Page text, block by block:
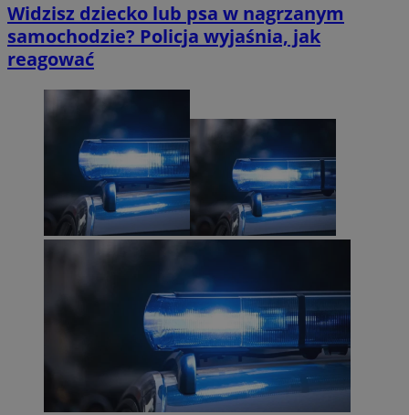
Widzisz dziecko lub psa w nagrzanym
samochodzie? Policja wyjaśnia, jak
reagować